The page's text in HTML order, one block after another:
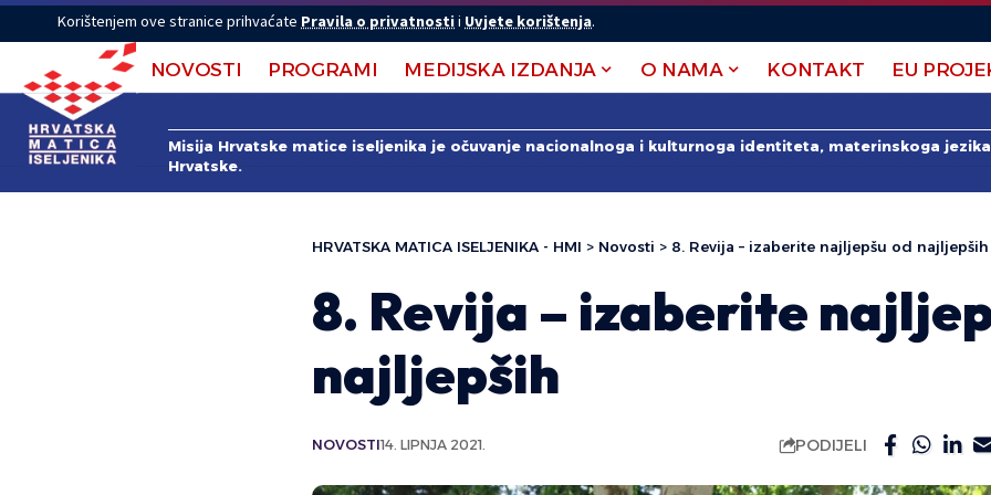
Korištenjem ove stranice prihvaćate Pravila o privatnostii Uvjete korištenja.
NOVOSTI PROGRAMI MEDIJSKA IZDANJA O NAMA KONTAKT EU
Misija Hrvatske matice iseljenika je očuvanje nacionalnoga i kulturnoga identiteta, materinskoga
Hrvatske.
HRVATSKA MATICA ISELJENIKA - HMI > Novosti > 8. Revija – izaberite najljepšu od najljepših
8. Revija – izaberite
najljepših
NOVOSTI14. LIPNJA 2021. PODIJELI